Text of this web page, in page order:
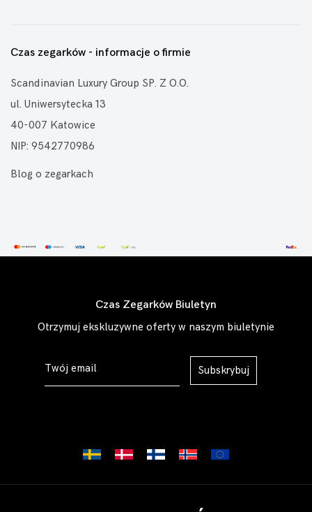
Czas zegarków - informacje o firmie
Scandinavian Luxury Group SP. Z O.O.
ul. Uniwersytecka 13
40-007 Katowice
NIP: 9542770986
Blog o zegarkach
Czas Zegarków Biuletyn
Otrzymuj ekskluzywne oferty w naszym biuletynie
Subskrybuj